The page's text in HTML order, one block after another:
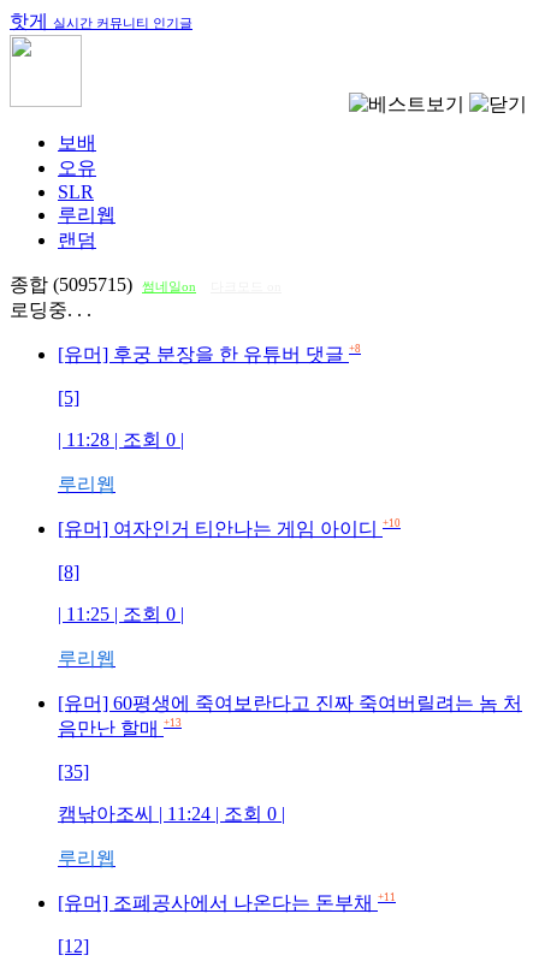
핫게 실시간 커뮤니티 인기글
보배
오유
SLR
루리웹
랜덤
종합 (5095715) 썸네일on
로딩중. . .
[유머] 후궁 분장을 한 유튜버 댓글 +8
[5]
| 11:28 | 조회 0 |
루리웹
[유머] 여자인거 티안나는 게임 아이디 +10
[8]
| 11:25 | 조회 0 |
루리웹
[유머] 60평생에 죽여보란다고 진짜 죽여버릴려는 놈 처
음만난 할매
+13
[35]
캠낚아조씨 | 11:24 | 조회 0 |
루리웹
[유머] 조폐공사에서 나온다는 돈부채 +11
[12]